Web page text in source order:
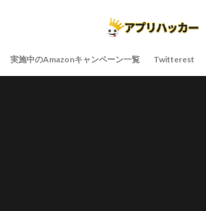
実施中のAmazonキャンペーン一覧 Twitterest